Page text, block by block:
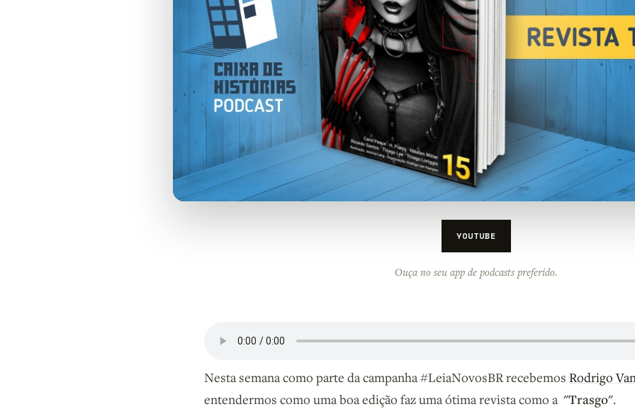
YOUTUBE
Ouça no seu app de podcasts preferido.
Nesta semana como parte da campanha #LeiaNovosBR recebemos Rodrigo
entendermos como uma boa edição faz uma ótima revista como a "Trasgo".